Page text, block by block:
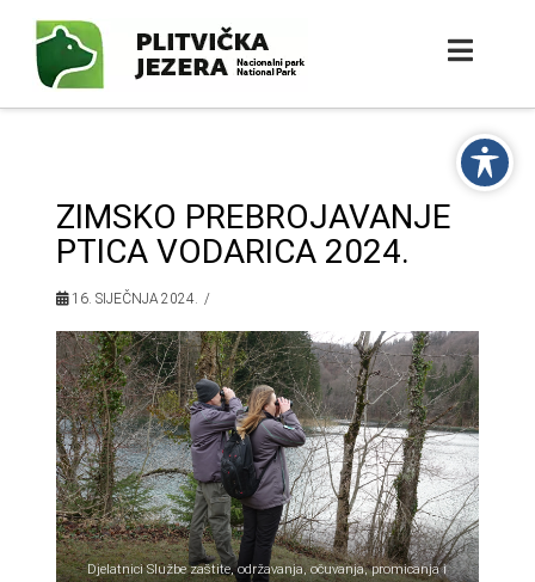
ZIMSKO PREBROJAVANJE
PTICA VODARICA 2024.
16. SIJEČNJA 2024.
Djelatnici Službe zaštite, održavanja, očuvanja, promicanja i